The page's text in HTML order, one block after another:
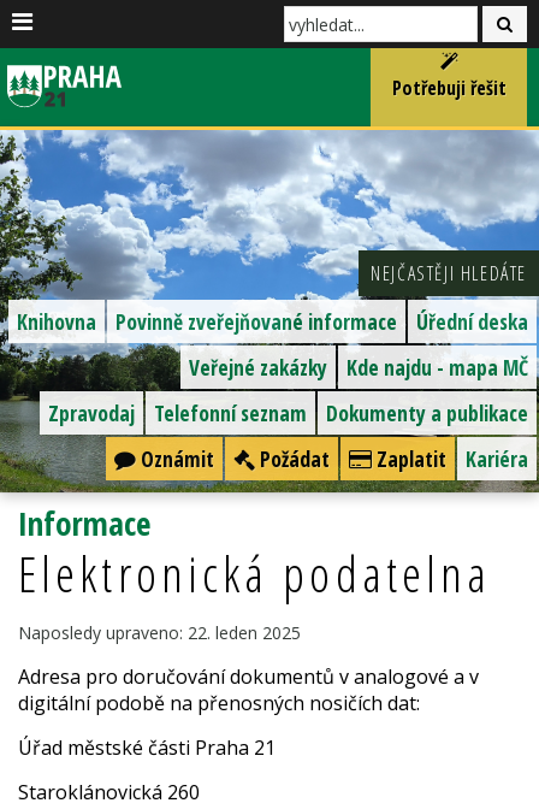
Potřebuji řešit
NEJČASTĚJI HLEDÁTE
Úřední deska
Povinně zveřejňované informace
Knihovna
Kde najdu - mapa MČ
Veřejné zakázky
Dokumenty a publikace
Telefonní seznam
Zpravodaj
Kariéra
Zaplatit
Požádat
Oznámit
Informace
Elektronická podatelna
Naposledy upraveno: 22. leden 2025
Adresa pro doručování dokumentů v analogové a v
digitální podobě na přenosných nosičích dat:
Úřad městské části Praha 21
Staroklánovická 260